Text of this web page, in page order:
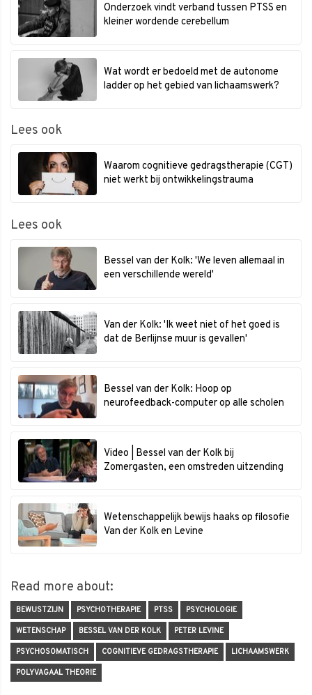
Onderzoek vindt verband tussen PTSS en
kleiner wordende cerebellum
Wat wordt er bedoeld met de autonome
ladder op het gebied van lichaamswerk?
Lees ook
Waarom cognitieve gedragstherapie (CGT)
niet werkt bij ontwikkelingstrauma
Lees ook
Bessel van der Kolk: 'We leven allemaal in
een verschillende wereld'
Van der Kolk: 'Ik weet niet of het goed is
dat de Berlijnse muur is gevallen'
Bessel van der Kolk: Hoop op
neurofeedback-computer op alle scholen
Video | Bessel van der Kolk bij
Zomergasten, een omstreden uitzending
Wetenschappelijk bewijs haaks op filosofie
Van der Kolk en Levine
Read more about:
BEWUSTZIJN PSYCHOTHERAPIE PTSS PSYCHOLOGIE
WETENSCHAP BESSEL VAN DER KOLK PETER LEVINE
PSYCHOSOMATISCH COGNITIEVE GEDRAGSTHERAPIE LICHAAMSWERK
POLYVAGAAL THEORIE